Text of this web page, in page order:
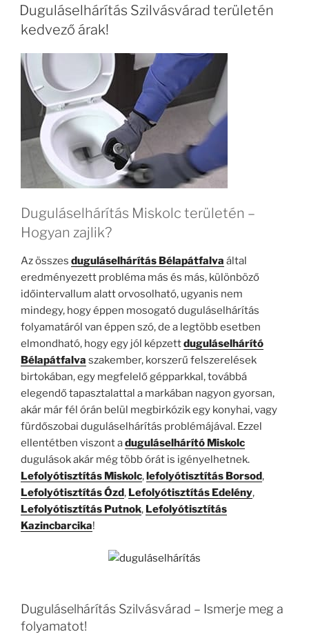
Duguláselhárítás Szilvásvárad területén
kedvező árak!
Duguláselhárítás Miskolc területén –
Hogyan zajlik?
Az összes duguláselhárítás Bélapátfalva által
eredményezett probléma más és más, különböző
időintervallum alatt orvosolható, ugyanis nem
mindegy, hogy éppen mosogató duguláselhárítás
folyamatáról van éppen szó, de a legtöbb esetben
elmondható, hogy egy jól képzettduguláselhárító
Bélapátfalva szakember, korszerű felszerelések
birtokában, egy megfelelő gépparkkal, továbbá
elegendő tapasztalattal a markában nagyon gyorsan,
akár már fél órán belül megbirkózik egy konyhai, vagy
fürdőszobai duguláselhárítás problémájával. Ezzel
ellentétben viszont aduguláselhárító Miskolc
dugulások akár még több órát is igényelhetnek.
Lefolyótisztítás Miskolc,lefolyótisztítás Borsod,
Lefolyótisztítás Ózd, Lefolyótisztítás Edelény,
Lefolyótisztítás Putnok, Lefolyótisztítás
Kazincbarcika!
Duguláselhárítás Szilvásvárad – Ismerje meg a
folyamatot!